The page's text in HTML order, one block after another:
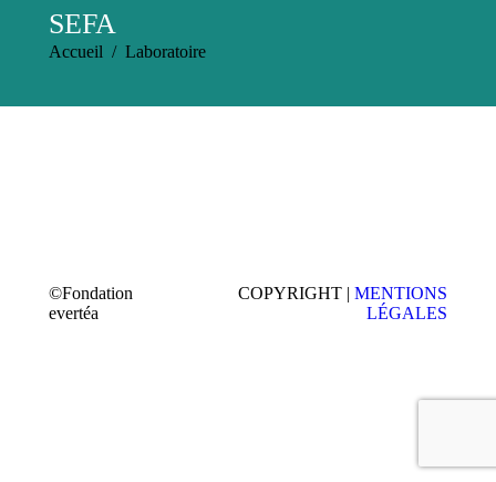
SEFA
Vous êtes ici :
Accueil Laboratoire
©Fondation
evertéa
COPYRIGHT | MENTIONS
LÉGALES